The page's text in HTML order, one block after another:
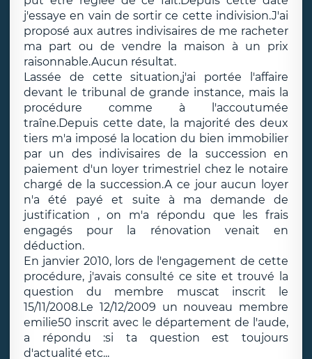
j'essaye en vain de sortir ce cette indivision.J'ai
proposé aux autres indivisaires de me racheter
ma part ou de vendre la maison à un prix
raisonnable.Aucun résultat.
Lassée de cette situation,j'ai portée l'affaire
devant le tribunal de grande instance, mais la
procédure comme à l'accoutumée
traîne.Depuis cette date, la majorité des deux
tiers m'a imposé la location du bien immobilier
par un des indivisaires de la succession en
paiement d'un loyer trimestriel chez le notaire
chargé de la succession.A ce jour aucun loyer
n'a été payé et suite à ma demande de
justification , on m'a répondu que les frais
engagés pour la rénovation venait en
déduction.
En janvier 2010, lors de l'engagement de cette
procédure, j'avais consulté ce site et trouvé la
question du membre muscat inscrit le
15/11/2008.Le 12/12/2009 un nouveau membre
emilie50 inscrit avec le département de l'aude,
a répondu :si ta question est toujours
d'actualité etc...